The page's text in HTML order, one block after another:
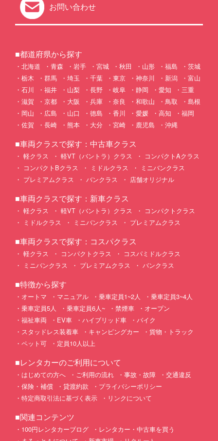
お問い合わせ
■都道府県から探す
北海道 青森 岩手 宮城 秋田 山形 福島
茨城
栃木
群馬 埼玉 千葉 東京 神奈川 新潟
富山
石川
福井 山梨 長野 岐阜 静岡 愛知
三重
滋賀
京都 大阪 兵庫 奈良 和歌山 鳥取
島根
岡山
広島 山口 徳島 香川 愛媛 高知
福岡
佐賀
長崎 熊本 大分 宮崎 鹿児島 沖縄
■車両クラスで探す：中古車クラス
軽クラス 軽VT（バントラ）クラス
コンパクトAクラス
コンパクトBクラス
ミドルクラス
ミニバンクラス
プレミアムクラス
バンクラス 店舗オリジナル
■車両クラスで探す：新車クラス
軽クラス 軽VT（バントラ）クラス
コンパクトクラス
ミドルクラス
ミニバンクラス プレミアムクラス
■車両クラスで探す：コスパクラス
軽クラス コンパクトクラス
コスパミドルクラス
ミニバンクラス
プレミアムクラス バンクラス
■特徴から探す
オートマ マニュアル 乗車定員1~2人
乗車定員3~4人
乗車定員5人
乗車定員6人~ 禁煙車
オープン
福祉車両
EV車 ハイブリッド車
バイク
スタッドレス装着車
キャンピングカー
貨物・トラック
ペット可
定員10人以上
■レンタカーのご利用について
はじめての方へ ご利用の流れ 事故・故障
交通違反
保険・補償
貸渡約款
プライバシーポリシー
特定商取引法に基づく表示
リンクについて
■関連コンテンツ
100円レンタカーブログ
レンタカー・中古車を買う